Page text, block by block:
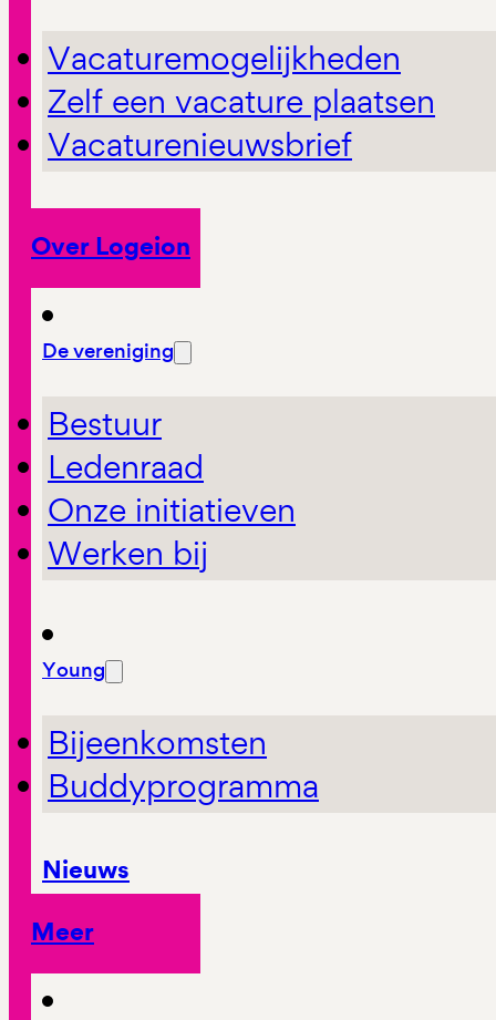
Vacaturemogelijkheden
Zelf een vacature plaatsen
Vacaturenieuwsbrief
Over Logeion
De vereniging
Bestuur
Ledenraad
Onze initiatieven
Werken bij
Young
Bijeenkomsten
Buddyprogramma
Nieuws
Meer